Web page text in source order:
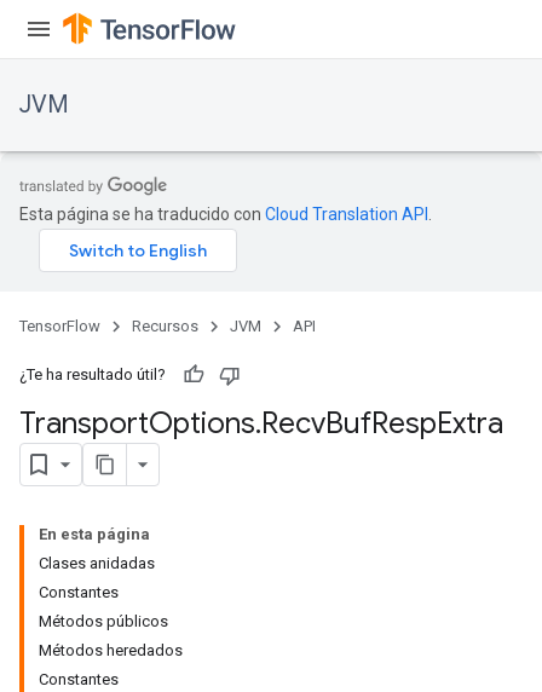
JVM
Esta página se ha traducido con Cloud Translation API
TensorFlow Recursos JVM API
¿Te ha resultado útil?
TransportOptions.RecvBufRespExtra
En esta página
Clases anidadas
Constantes
Métodos públicos
Métodos heredados
Constantes